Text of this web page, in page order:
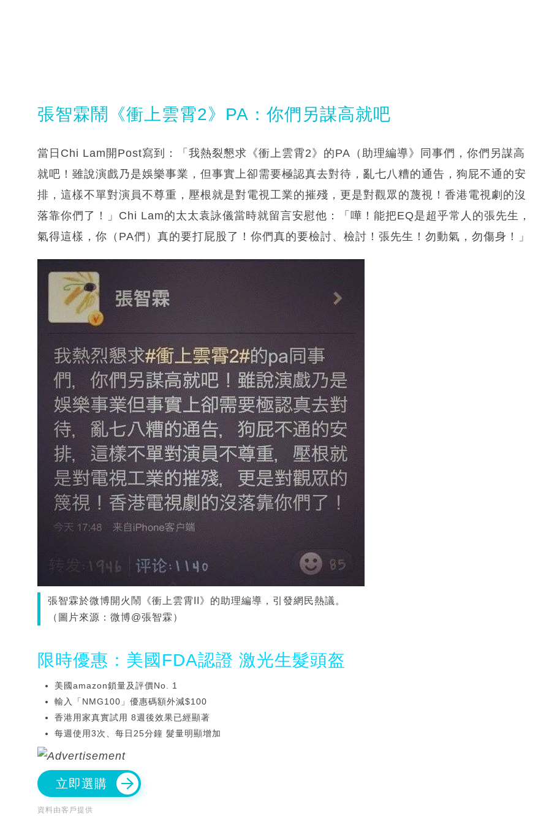
張智霖鬧《衝上雲霄2》PA：你們另謀高就吧
當日Chi Lam開Post寫到：「我熱裂懇求《衝上雲霄2》的PA（助理編導》同事們，你們另謀高
就吧！雖說演戲乃是娛樂事業，但事實上卻需要極認真去對待，亂七八糟的通告，狗屁不通的安
排，這樣不單對演員不尊重，壓根就是對電視工業的摧殘，更是對觀眾的蔑視！香港電視劇的沒
落靠你們了！」Chi Lam的太太袁詠儀當時就留言安慰他：「嘩！能把EQ是超乎常人的張先生，
氣得這樣，你（PA們）真的要打屁股了！你們真的要檢討、檢討！張先生！勿動氣，勿傷身！」
張智霖於微博開火鬧《衝上雲霄II》的助理編導，引發網民熱議。
（圖片來源：微博@張智霖）
限時優惠：美國FDA認證 激光生髮頭盔
美國amazon鎖量及評價No. 1
輸入「NMG100」優惠碼額外減$100
香港用家真實試用 8週後效果已經顯著
每週使用3次、每日25分鐘 髮量明顯增加
立即選購
資料由客戶提供